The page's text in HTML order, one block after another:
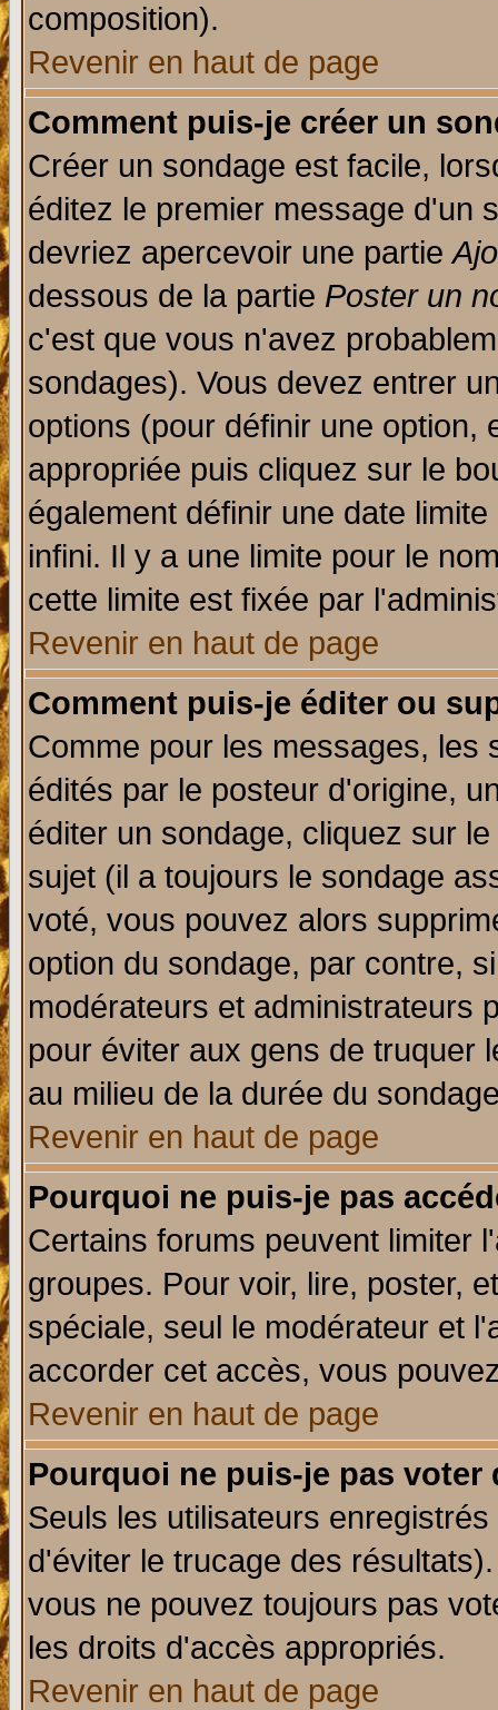
composition).
Revenir en haut de page
Comment puis-je créer un
Créer un sondage est facile,
éditez le premier message d'un
devriez apercevoir une partie
dessous de la partie Poster un
c'est que vous n'avez
sondages). Vous devez entrer
options (pour définir une option,
appropriée puis cliquez sur le
également définir une date
infini. Il y a une limite pour le
cette limite est fixée par
Revenir en haut de page
Comment puis-je éditer ou
Comme pour les messages, les
édités par le posteur d'origine,
éditer un sondage, cliquez sur
sujet (il a toujours le sondage
voté, vous pouvez alors
option du sondage, par contre,
modérateurs et administrateurs
pour éviter aux gens de truquer
au milieu de la durée du
Revenir en haut de page
Pourquoi ne puis-je pas
Certains forums peuvent limiter
groupes. Pour voir, lire, poster,
spéciale, seul le modérateur et
accorder cet accès, vous
Revenir en haut de page
Pourquoi ne puis-je pas voter
Seuls les utilisateurs
d'éviter le trucage des
vous ne pouvez toujours pas
les droits d'accès appropriés.
Revenir en haut de page